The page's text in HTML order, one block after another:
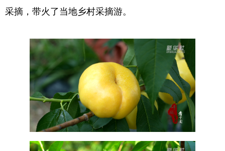
北京 天津 河北
辽宁 吉林 上海 江苏
浙江 安徽 福建 江西
山东 河南 湖北 湖南
采摘，带火了当地乡村采摘游。